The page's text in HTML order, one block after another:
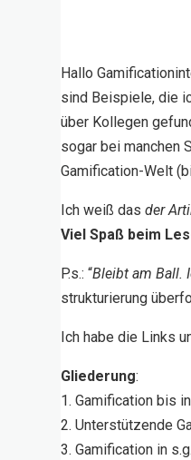
Hallo
sind Beispiele, die
über Kollegen
sogar bei manchen
Gamification-Welt
Ich weiß dasder
Viel Spaß beim
P.s.: “Bleibt am Ball.
strukturierung
Ich habe die Links
Gliederung:
1. Gamification bis
2. Unterstützende
3. Gamification in